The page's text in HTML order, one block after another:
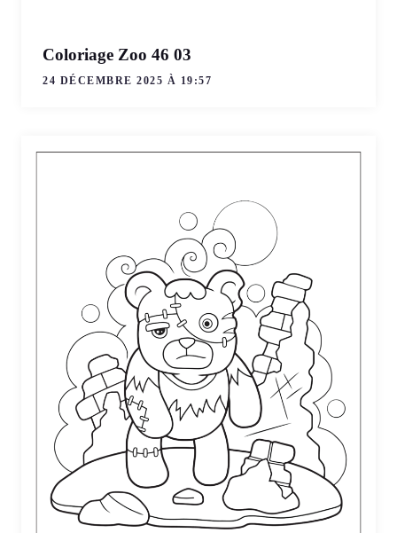
Coloriage Zoo 46 03
24 DÉCEMBRE 2025 À 19:57